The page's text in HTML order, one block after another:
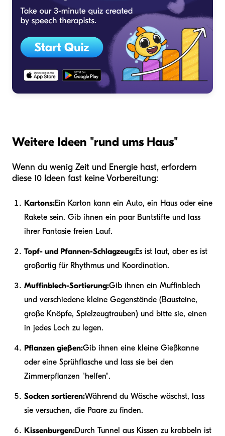
Weitere Ideen "rund ums Haus"
Wenn du wenig Zeit und Energie hast, erfordern
diese 10 Ideen fast keine Vorbereitung:
Kartons:Ein Karton kann ein Auto, ein Haus oder eine
Rakete sein. Gib ihnen ein paar Buntstifte und lass
ihrer Fantasie freien Lauf.
Topf- und Pfannen-Schlagzeug:Es ist laut, aber es ist
großartig für Rhythmus und Koordination.
Muffinblech-Sortierung:Gib ihnen ein Muffinblech
und verschiedene kleine Gegenstände (Bausteine,
große Knöpfe, Spielzeugtrauben) und bitte sie, einen
in jedes Loch zu legen.
Pflanzen gießen:Gib ihnen eine kleine Gießkanne
oder eine Sprühflasche und lass sie bei den
Zimmerpflanzen "helfen".
Socken sortieren:Während du Wäsche wäschst, lass
sie versuchen, die Paare zu finden.
Kissenburgen:Durch Tunnel aus Kissen zu krabbeln ist